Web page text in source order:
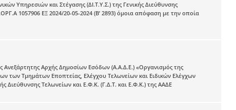
Υπηρεσιών και Στέγασης (ΔΙ.Τ.Υ.Σ.) της Γενικής Διεύθυνσης
1057906 ΕΞ 2024/20-05-2024 (Β’ 2893) όμοια απόφαση με την οποία
Αρχής Δημοσίων Εσόδων (Α.Α.Δ.Ε.) «Οργανισμός της
των Τμημάτων Εποπτείας, Ελέγχου Τελωνείων και Ειδικών Ελέγχων
Διεύθυνσης Τελωνείων και Ε.Φ.Κ. (Γ.Δ.Τ. και Ε.Φ.Κ.) της ΑΑΔΕ